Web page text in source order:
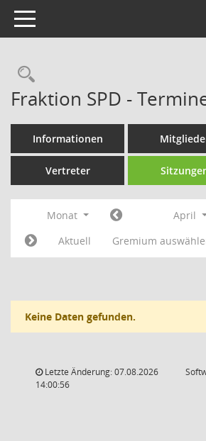
Toggle navigation
Rechercheauswahl
Fraktion SPD -
Informationen
Vertreter
Monat April
Aktuell
Gremium
Keine Daten gefunden.
Letzte Änderung: 07.08.2026
14:00:56